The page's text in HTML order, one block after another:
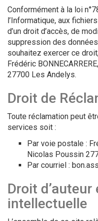
Conformément à la loi
l’Informatique, aux
d’un droit d’accès, de
suppression des
souhaitez exercer ce
Frédéric
27700 Les Andelys.
Droit de
Toute réclamation peut
services soit :
Par voie postale :
Nicolas Poussin
Par courriel :
Droit
intellectuelle